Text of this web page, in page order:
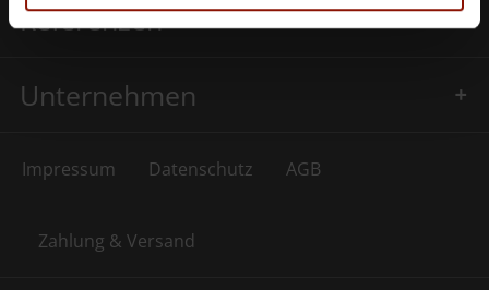
Referenzen
Unternehmen
Impressum Datenschutz AGB
Zahlung & Versand